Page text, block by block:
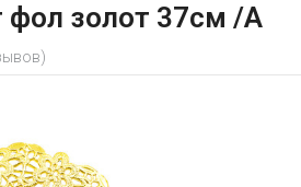
золот 37см /А